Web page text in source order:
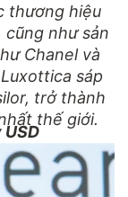
thương hiệu
cũng như sản
Chanel và
sáp
trở thành
thế giới.
USD